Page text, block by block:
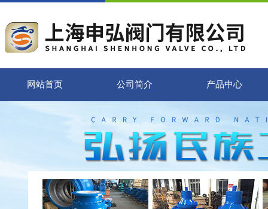
网站首页 公司简介 产品中心